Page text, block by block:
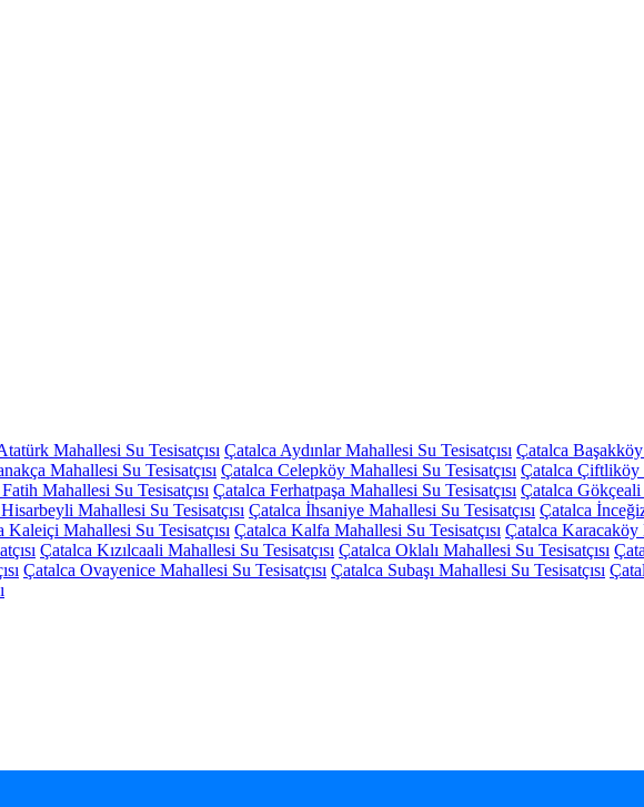
Mahallesi Su Tesisatçısı Çatalca Aydınlar Mahallesi Su Tesisatçısı Çatalca Başakköy
Mahallesi Su Tesisatçısı Çatalca Celepköy Mahallesi Su Tesisatçısı Çatalca Çiftliköy
Mahallesi Su Tesisatçısı Çatalca Ferhatpaşa Mahallesi Su Tesisatçısı Çatalca Gökçeali
Mahallesi Su Tesisatçısı Çatalca İhsaniye Mahallesi Su Tesisatçısı Çatalca
Kaleiçi Mahallesi Su Tesisatçısı Çatalca Kalfa Mahallesi Su Tesisatçısı Çatalca Karacaköy
Çatalca Kızılcaali Mahallesi Su Tesisatçısı Çatalca Oklalı Mahallesi Su Tesisatçısı
Çatalca Ovayenice Mahallesi Su Tesisatçısı Çatalca Subaşı Mahallesi Su Tesisatçısı